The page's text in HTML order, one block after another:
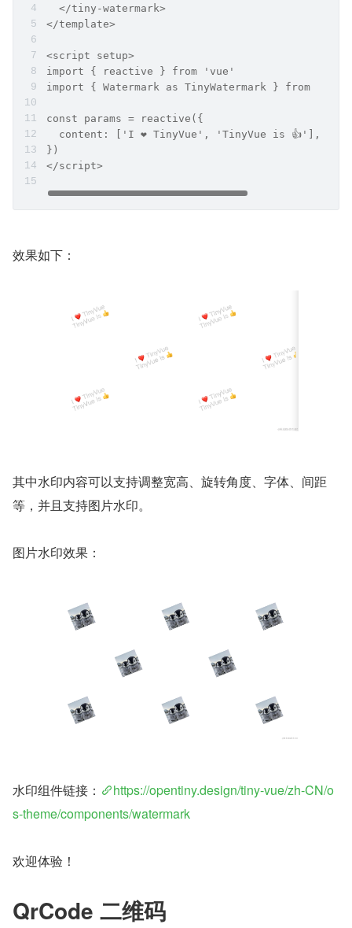
  </tiny-watermark>
</template>
<script setup>
import { reactive } from 'vue'
import { Watermark as TinyWatermark } from
const params = reactive({
  content: ['I ❤️ TinyVue', 'TinyVue is 👍'],
})
</script>
效果如下：
其中水印内容可以支持调整宽高、旋转角度、字体、间距
等，并且支持图片水印。
图片水印效果：
水印组件链接：
https://opentiny.design/tiny-vue/zh-CN/o
s-theme/components/watermark
欢迎体验！
QrCode 二维码